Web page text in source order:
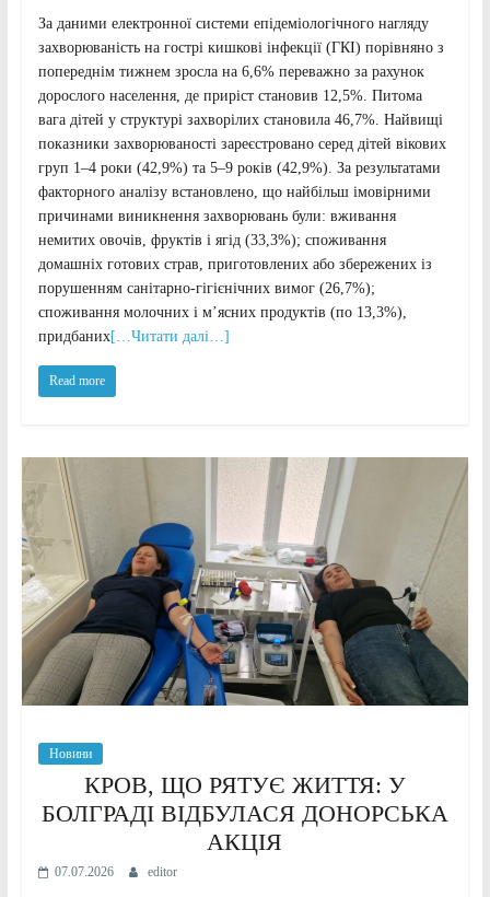
За даними електронної системи епідеміологічного нагляду
захворюваність на гострі кишкові інфекції (ГКІ) порівняно з
попереднім тижнем зросла на 6,6% переважно за рахунок
дорослого населення, де приріст становив 12,5%. Питома
вага дітей у структурі захворілих становила 46,7%. Найвищі
показники захворюваності зареєстровано серед дітей вікових
груп 1–4 роки (42,9%) та 5–9 років (42,9%). За результатами
факторного аналізу встановлено, що найбільш імовірними
причинами виникнення захворювань були: вживання
немитих овочів, фруктів і ягід (33,3%); споживання
домашніх готових страв, приготовлених або збережених із
порушенням санітарно-гігієнічних вимог (26,7%);
споживання молочних і м’ясних продуктів (по 13,3%),
придбаних[…Читати далі…]
Read more
Новини
КРОВ, ЩО РЯТУЄ ЖИТТЯ: У
БОЛГРАДІ ВІДБУЛАСЯ ДОНОРСЬКА
АКЦІЯ
07.07.2026 editor